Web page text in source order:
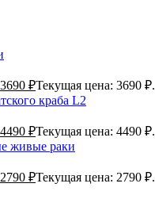
3690 ₽Текущая цена: 3690 ₽.
краба L2
4490 ₽Текущая цена: 4490 ₽.
живые раки
2790 ₽Текущая цена: 2790 ₽.